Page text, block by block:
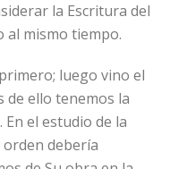
la Escritura del
al mismo tiempo.
luego vino el
de ello tenemos la
el estudio de la
debería